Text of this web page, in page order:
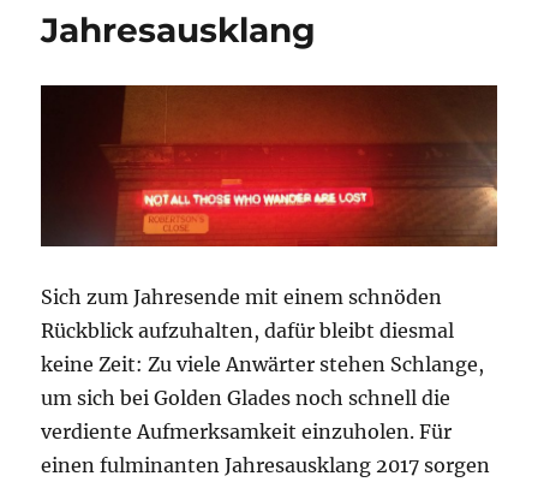
Jahresausklang
Sich zum Jahresende mit einem schnöden
Rückblick aufzuhalten, dafür bleibt diesmal
keine Zeit: Zu viele Anwärter stehen Schlange,
um sich bei Golden Glades noch schnell die
verdiente Aufmerksamkeit einzuholen. Für
einen fulminanten Jahresausklang 2017 sorgen